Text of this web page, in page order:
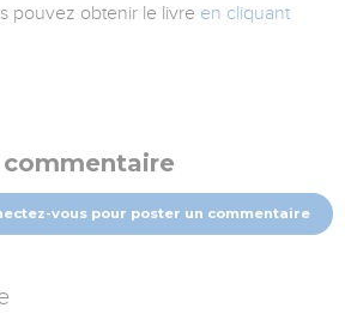
pouvez obtenir le livre en cliquant
commentaire
vous pour poster un commentaire